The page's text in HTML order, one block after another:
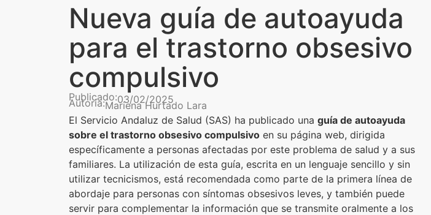
Nueva guía de autoayuda
para el trastorno obsesivo
compulsivo
Publicado:03/02/2025
Autoría:Mariena Hurtado Lara
El Servicio Andaluz de Salud (SAS) ha publicado una guía de autoayuda
sobre el trastorno obsesivo compulsivo en su página web, dirigida
específicamente a personas afectadas por este problema de salud y a sus
familiares. La utilización de esta guía, escrita en un lenguaje sencillo y sin
utilizar tecnicismos, está recomendada como parte de la primera línea de
abordaje para personas con síntomas obsesivos leves, y también puede
servir para complementar la información que se transmite oralmente a los